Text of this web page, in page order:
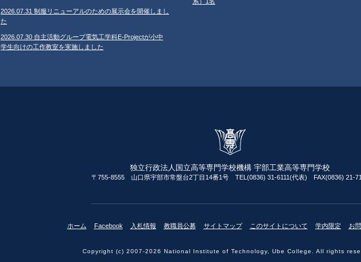
2026.07.31 制服リニューアルのための展示会を開催しまし
た
2026.07.30 自主活動グループ電気工学科E-Projectが小中
学生向けの工作教室を実施しました
独立行政法人国立高等専門学校機構 宇部工業高等専門学校
〒755-8555 山口県宇部市常盤台2丁目14番1号 TEL(0836) 31-6111(代表) FAX(0836) 21-
ホーム Facebook 入札情報 教職員公募 サイトマップ このサイトについて 学内限定 お
Copyright (c) 2007-2026 National Institute of Technology, Ube College. All rights